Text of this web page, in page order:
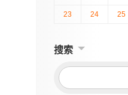
23 24 25
搜索